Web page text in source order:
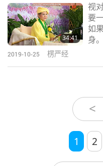
以
号
也
事
34:41
视
要
如
身
身
为
洲
人
她
想
2019-10-25 楞严经
<
1 2